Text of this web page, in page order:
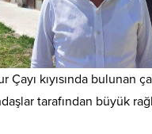
Çayı kıyısında bulunan
tarafından büyük